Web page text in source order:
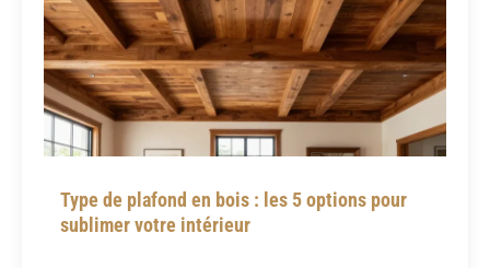
Type de plafond en bois : les 5 options pour
sublimer votre intérieur